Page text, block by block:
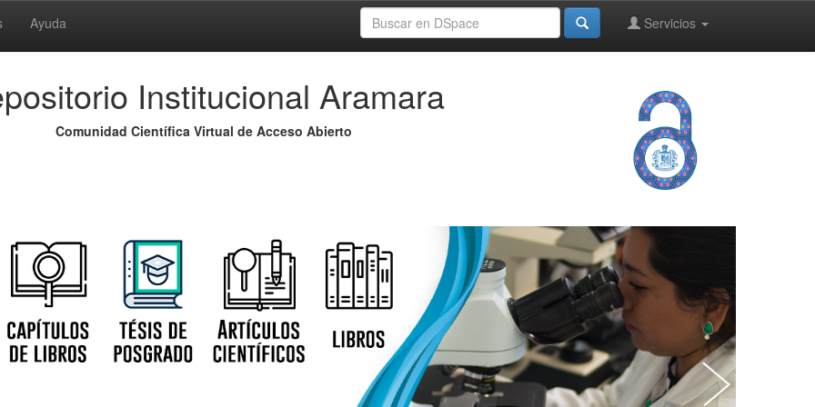
Ayuda Servicios
Institucional Aramara
Comunidad Científica Virtual de Acceso Abierto